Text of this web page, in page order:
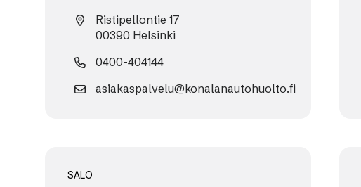
Ristipellontie 17
00390 Helsinki
0400-404144
asiakaspalvelu@konalanautohuolto.fi
SALO